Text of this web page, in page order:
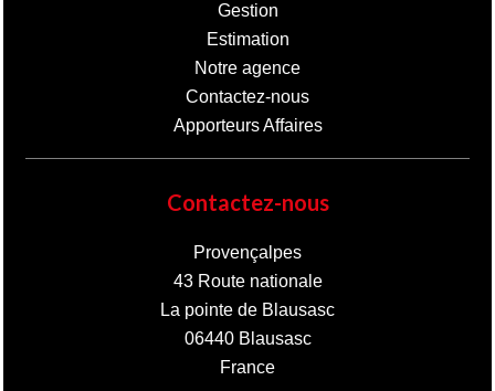
Gestion
Estimation
Notre agence
Contactez-nous
Apporteurs Affaires
Contactez-nous
Provençalpes
43 Route nationale
La pointe de Blausasc
06440Blausasc
France